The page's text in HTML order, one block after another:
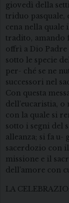
giovedì della
triduo pasquale,
cena nella quale
tradito, amando
offrì a Dio
sotto le specie
per- ché se ne
successori nel
Con questa
dell’eucaristia,
con la quale si
sotto i segni del
alleanza; si fa u-
sacerdozio con
missione e il
dell’amore con
LA